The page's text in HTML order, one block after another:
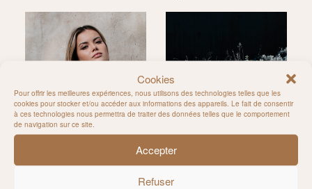
Cookies
Pour offrir les meilleures expériences, nous utilisons des technologies telles que les
cookies pour stocker et/ou accéder aux informations des appareils. Le fait de consentir
à ces technologies nous permettra de traiter des données telles que le comportement
de navigation sur ce site.
Accepter
Refuser